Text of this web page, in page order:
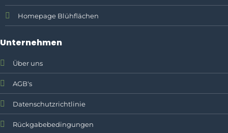
Homepage Blühflächen
Unternehmen
Über uns
AGB's
Datenschutzrichtlinie
Rückgabebedingungen